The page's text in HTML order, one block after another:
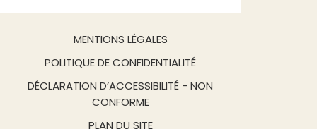
MENTIONS LÉGALES
POLITIQUE DE CONFIDENTIALITÉ
DÉCLARATION D’ACCESSIBILITÉ - NON
CONFORME
PLAN DU SITE